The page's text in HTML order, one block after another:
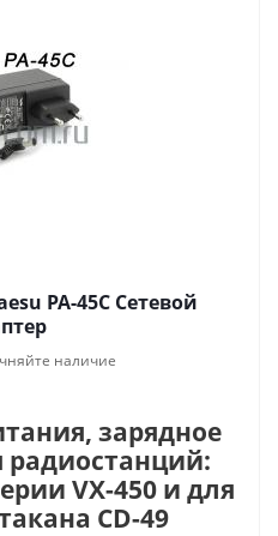
PA-45C Сетевой
наличие
зарядное
радиостанций:
VX-450 и для
CD-49